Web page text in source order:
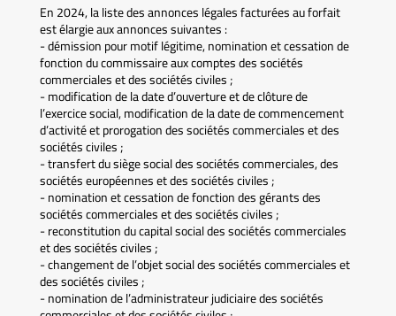
En 2024, la liste des annonces légales facturées au forfait
est élargie aux annonces suivantes :
- démission pour motif légitime, nomination et cessation de
fonction du commissaire aux comptes des sociétés
commerciales et des sociétés civiles ;
- modification de la date d’ouverture et de clôture de
l’exercice social, modification de la date de commencement
d’activité et prorogation des sociétés commerciales et des
sociétés civiles ;
- transfert du siège social des sociétés commerciales, des
sociétés européennes et des sociétés civiles ;
- nomination et cessation de fonction des gérants des
sociétés commerciales et des sociétés civiles ;
- reconstitution du capital social des sociétés commerciales
et des sociétés civiles ;
- changement de l’objet social des sociétés commerciales et
des sociétés civiles ;
- nomination de l’administrateur judiciaire des sociétés